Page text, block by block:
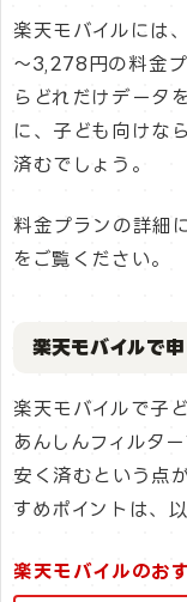
楽天モバイルには
～3,278円の料金
らどれだけデータ
に、子ども向けな
済むでしょう。
料金プランの詳細
をご覧ください。
楽天モバイルで
楽天モバイルで子
あんしんフィルタ
安く済むという点
すめポイントは、
楽天モバイルのお